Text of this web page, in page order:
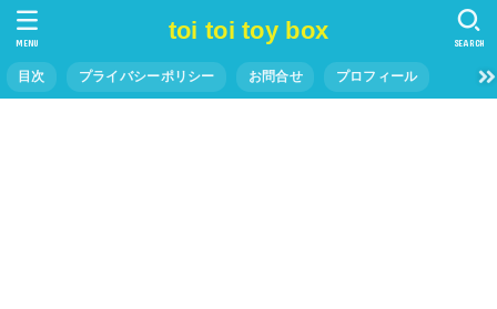
toi toi toy box
目次 プライバシーポリシー お問合せ プロフィール
SEARCH
MENU